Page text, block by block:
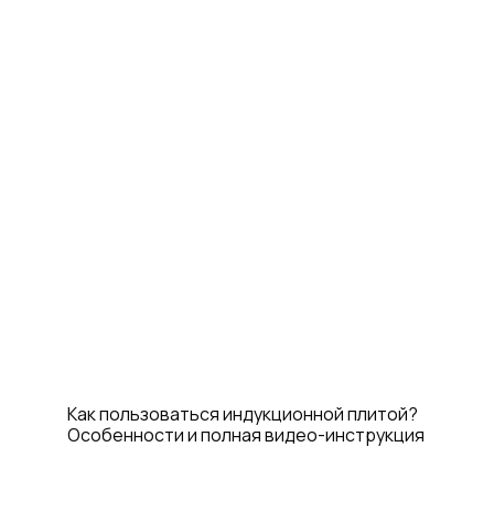
Как пользоваться индукционной плитой?
Особенности и полная видео-инструкция